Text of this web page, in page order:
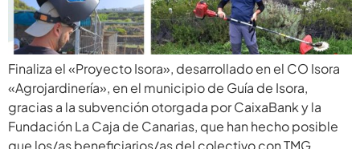
Finaliza el «Proyecto Isora», desarrollado en el CO Isora
«Agrojardinería», en el municipio de Guía de Isora,
gracias a la subvención otorgada por CaixaBank y la
Fundación La Caja de Canarias, que han hecho posible
que los/as beneficiarios/as del colectivo con TMG